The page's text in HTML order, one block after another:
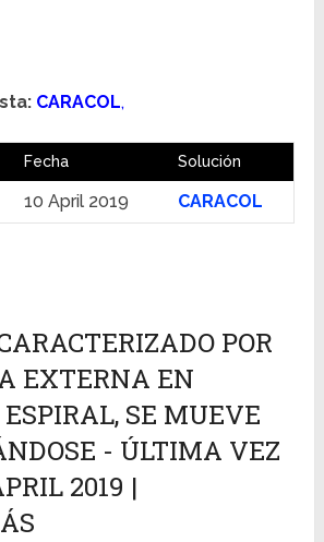
CARACOL,
Fecha Solución
10 April 2019 CARACOL
POR
EXTERNA EN
SE MUEVE
- ÚLTIMA VEZ
2019 |